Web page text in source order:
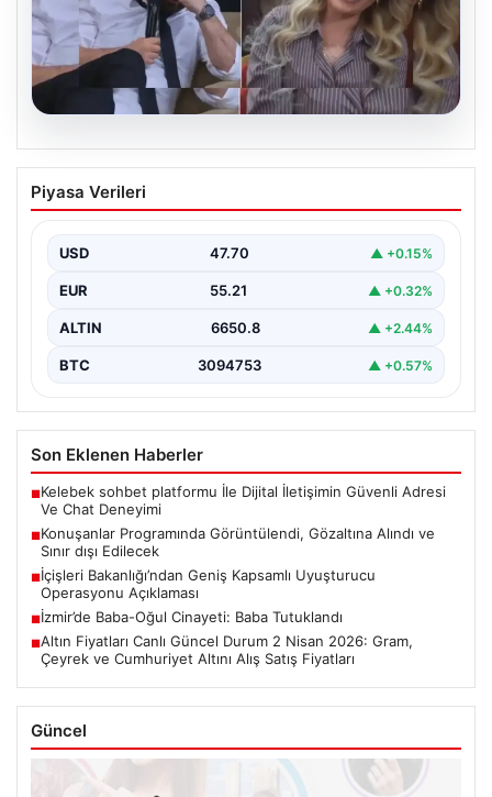
07.08.2026
Konuşanlar Programında Görüntülendi,
Gözaltına Alındı ve Sınır dışı Edilecek
tanınan Hasan Can Kaya’nın sunumuyla ekrana gelen…
Piyasa Verileri
USD 47.70 ▲ +0.15%
EUR 55.21 ▲ +0.32%
ALTIN 6650.8 ▲ +2.44%
BTC 3094753 ▲ +0.57%
Son Eklenen Haberler
■Kelebek sohbet platformu İle Dijital İletişimin Güvenli Adresi
Ve Chat Deneyimi
■Konuşanlar Programında Görüntülendi, Gözaltına Alındı ve
Sınır dışı Edilecek
■İçişleri Bakanlığı’ndan Geniş Kapsamlı Uyuşturucu
Operasyonu Açıklaması
■İzmir’de Baba-Oğul Cinayeti: Baba Tutuklandı
■Altın Fiyatları Canlı Güncel Durum 2 Nisan 2026: Gram,
Çeyrek ve Cumhuriyet Altını Alış Satış Fiyatları
Güncel